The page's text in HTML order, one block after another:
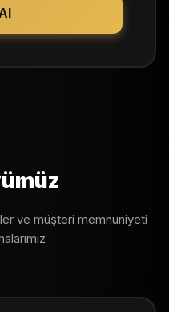
ve müşteri memnuniyeti